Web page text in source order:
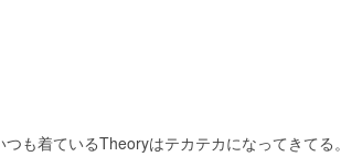
も着ているTheoryはテカテカになってきてる。